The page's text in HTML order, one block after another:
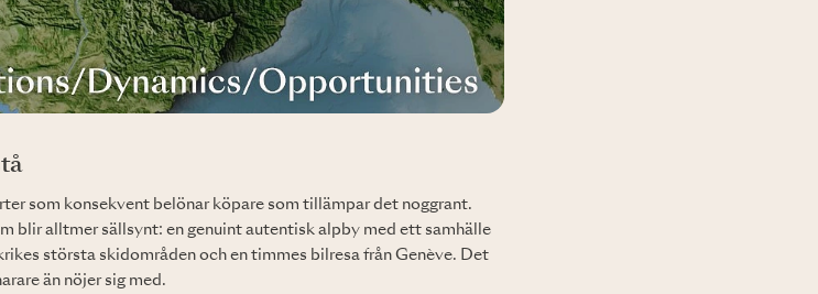
som konsekvent belönar köpare som tillämpar det noggrant.
blir alltmer sällsynt: en genuint autentisk alpby med ett samhälle
största skidområden och en timmes bilresa från Genève. Det
än nöjer sig med.